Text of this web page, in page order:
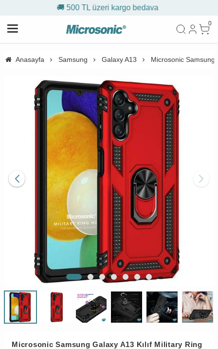
🎁 İlk siparişe %10 indirim
0
Anasayfa Samsung Galaxy A13 Microsonic Samsung
Microsonic Samsung Galaxy A13 Kılıf Military Ring